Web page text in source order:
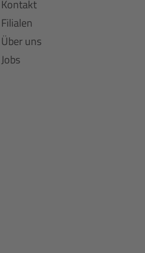
Kontakt
Filialen
Über uns
Jobs